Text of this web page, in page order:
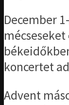
December
koncertet
Advent